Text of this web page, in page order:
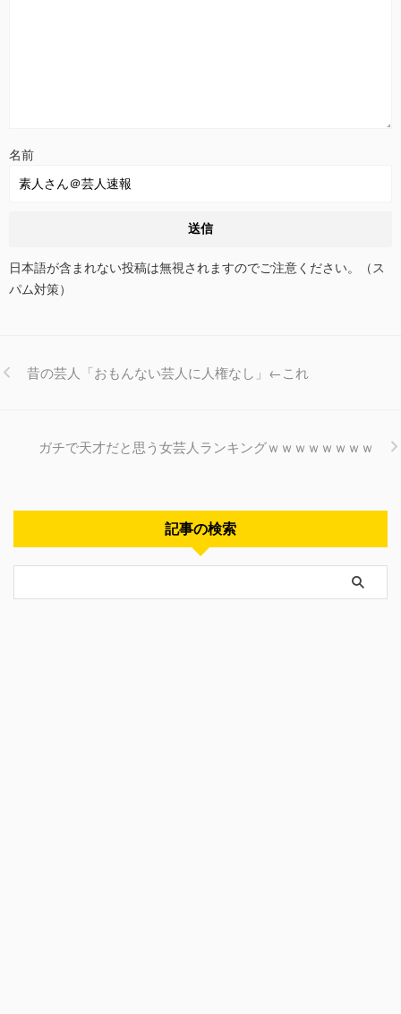
名前
日本語が含まれない投稿は無視されますのでご注意ください。（ス
パム対策）
昔の芸人「おもんない芸人に人権なし」←これ
ガチで天才だと思う女芸人ランキングｗｗｗｗｗｗｗｗ
記事の検索